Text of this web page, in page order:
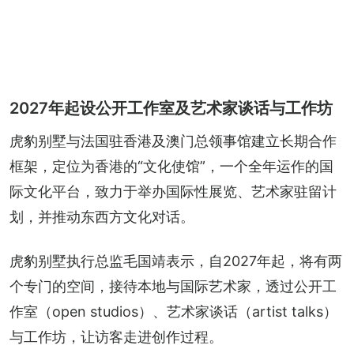
2027年起设公开工作室及艺术家谈话与工作坊
虎豹别墅与法国驻香港及澳门总领事馆建立长期合作
框架，定位为香港的“文化使馆”，一个全年运作的国
际文化平台，致力于举办国际性展览、艺术家驻留计
划，并推动东西方文化对话。
虎豹别墅执行总监毛国靖表示，自2027年起，将有两
个专门的空间，接待本地与国际艺术家，透过公开工
作室（open studios）、艺术家谈话（artist talks）
与工作坊，让访客走进创作过程。